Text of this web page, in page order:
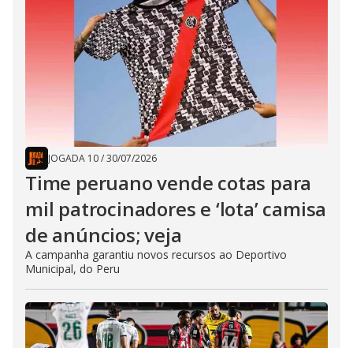
JOGADA 10/30/07/2026
Time peruano vende cotas para
mil patrocinadores e ‘lota’ camisa
de anúncios; veja
A campanha garantiu novos recursos ao Deportivo
Municipal, do Peru